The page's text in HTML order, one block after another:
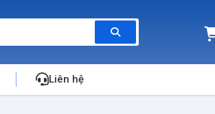
Liên hệ